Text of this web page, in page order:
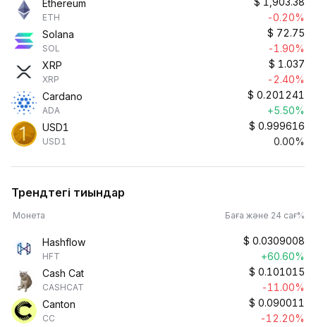
Ethereum
ETH
-0.20%
Solana
SOL
$ 72.75
-1.90%
XRP
XRP
$ 1.037
-2.40%
Cardano
ADA
$ 0.201241
+5.50%
USD1
USD1
$ 0.999616
0.00%
Трендтегі тиындар
Монета Баға және 24 сағ%
Hashflow
HFT
$ 0.0309008
+60.60%
Cash Cat
CASHCAT
$ 0.101015
-11.00%
Canton
CC
$ 0.090011
-12.20%